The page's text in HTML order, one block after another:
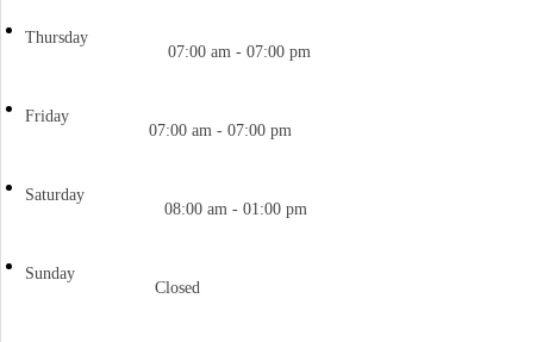
Thursday
07:00 am - 07:00 pm
Friday
07:00 am - 07:00 pm
Saturday
08:00 am - 01:00 pm
Sunday
Closed